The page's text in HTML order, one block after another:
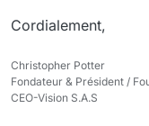
Cordialement,
Christopher Potter
Fondateur & Président /
CEO-Vision S.A.S